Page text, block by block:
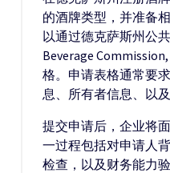
的酒牌类型，并准备
以通过德克萨斯州公
Beverage
格。申请表格通常要
息、所有者信息、以
提交申请后，企业将
一过程包括对申请人
检查，以及财务能力